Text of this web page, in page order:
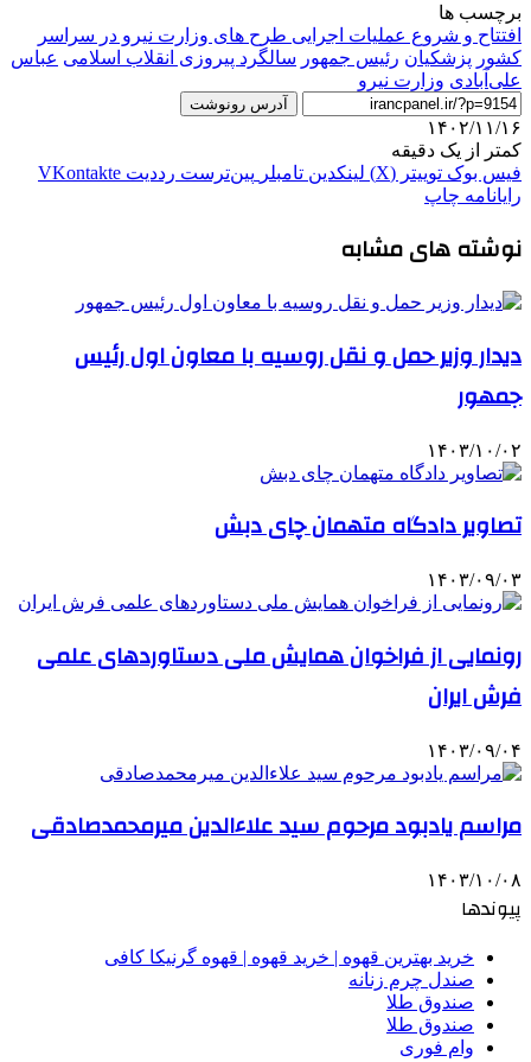
برچسب ها
افتتاح و شروع عملیات اجرایی طرح‌ های وزارت نیرو در سراسر
کشور پزشکیان رئيس جمهور سالگرد پیروزی انقلاب اسلامی عباس
علی‌آبادی وزارت نیرو
آدرس رونوشت
۱۴۰۲/۱۱/۱۶
کمتر از یک دقیقه
فیس بوک توییتر (X) لینکدین ‫تامبلر ‫پین‌ترست ‫رددیت ‫VKontakte
رایانامه چاپ
نوشته های مشابه
دیدار وزیر حمل و نقل روسیه با معاون اول رئیس
جمهور
۱۴۰۳/۱۰/۰۲
تصاویر دادگاه متهمان چای دبش
۱۴۰۳/۰۹/۰۳
رونمایی از فراخوان همایش ملی دستاوردهای علمی
فرش ایران
۱۴۰۳/۰۹/۰۴
مراسم یادبود مرحوم سید علاءالدین میرمحمدصادقی
۱۴۰۳/۱۰/۰۸
پیوندها
خرید بهترین قهوه | خرید قهوه | قهوه گرنیکا کافی
صندل چرم زنانه
صندوق طلا
صندوق طلا
وام فوری